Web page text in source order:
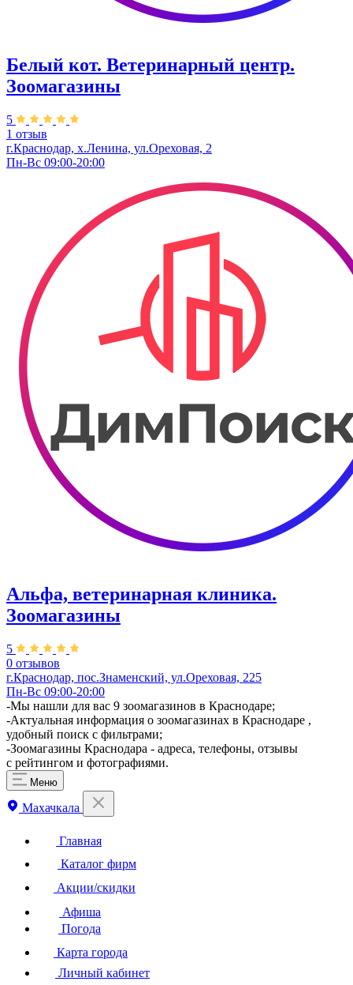
Белый кот. Ветеринарный центр.
Зоомагазины
5
1 отзыв
г.Краснодар, х.Ленина, ул.Ореховая, 2
Пн-Вс 09:00-20:00
Альфа, ветеринарная клиника.
Зоомагазины
5
0 отзывов
г.Краснодар, пос.Знаменский, ул.Ореховая, 225
Пн-Вс 09:00-20:00
-Мы нашли для вас 9 зоомагазинов в Краснодаре;
-Актуальная информация о зоомагазинах в Краснодаре ,
удобный поиск с фильтрами;
-Зоомагазины Краснодара - адреса, телефоны, отзывы
с рейтингом и фотографиями.
Меню
Махачкала
Главная
Каталог фирм
Акции/скидки
Афиша
Погода
Карта города
Личный кабинет